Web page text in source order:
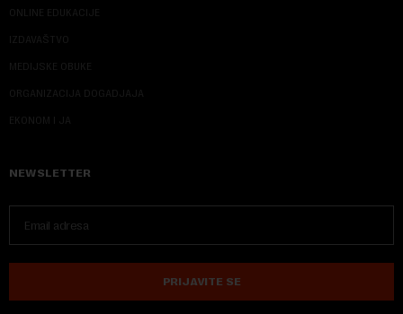
ONLINE EDUKACIJE
IZDAVAŠTVO
MEDIJSKE OBUKE
ORGANIZACIJA DOGADJAJA
EKONOM I JA
NEWSLETTER
PRIJAVITE SE